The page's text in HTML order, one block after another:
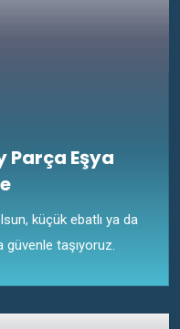
Parça Eşya
küçük ebatlı ya da
güvenle taşıyoruz.